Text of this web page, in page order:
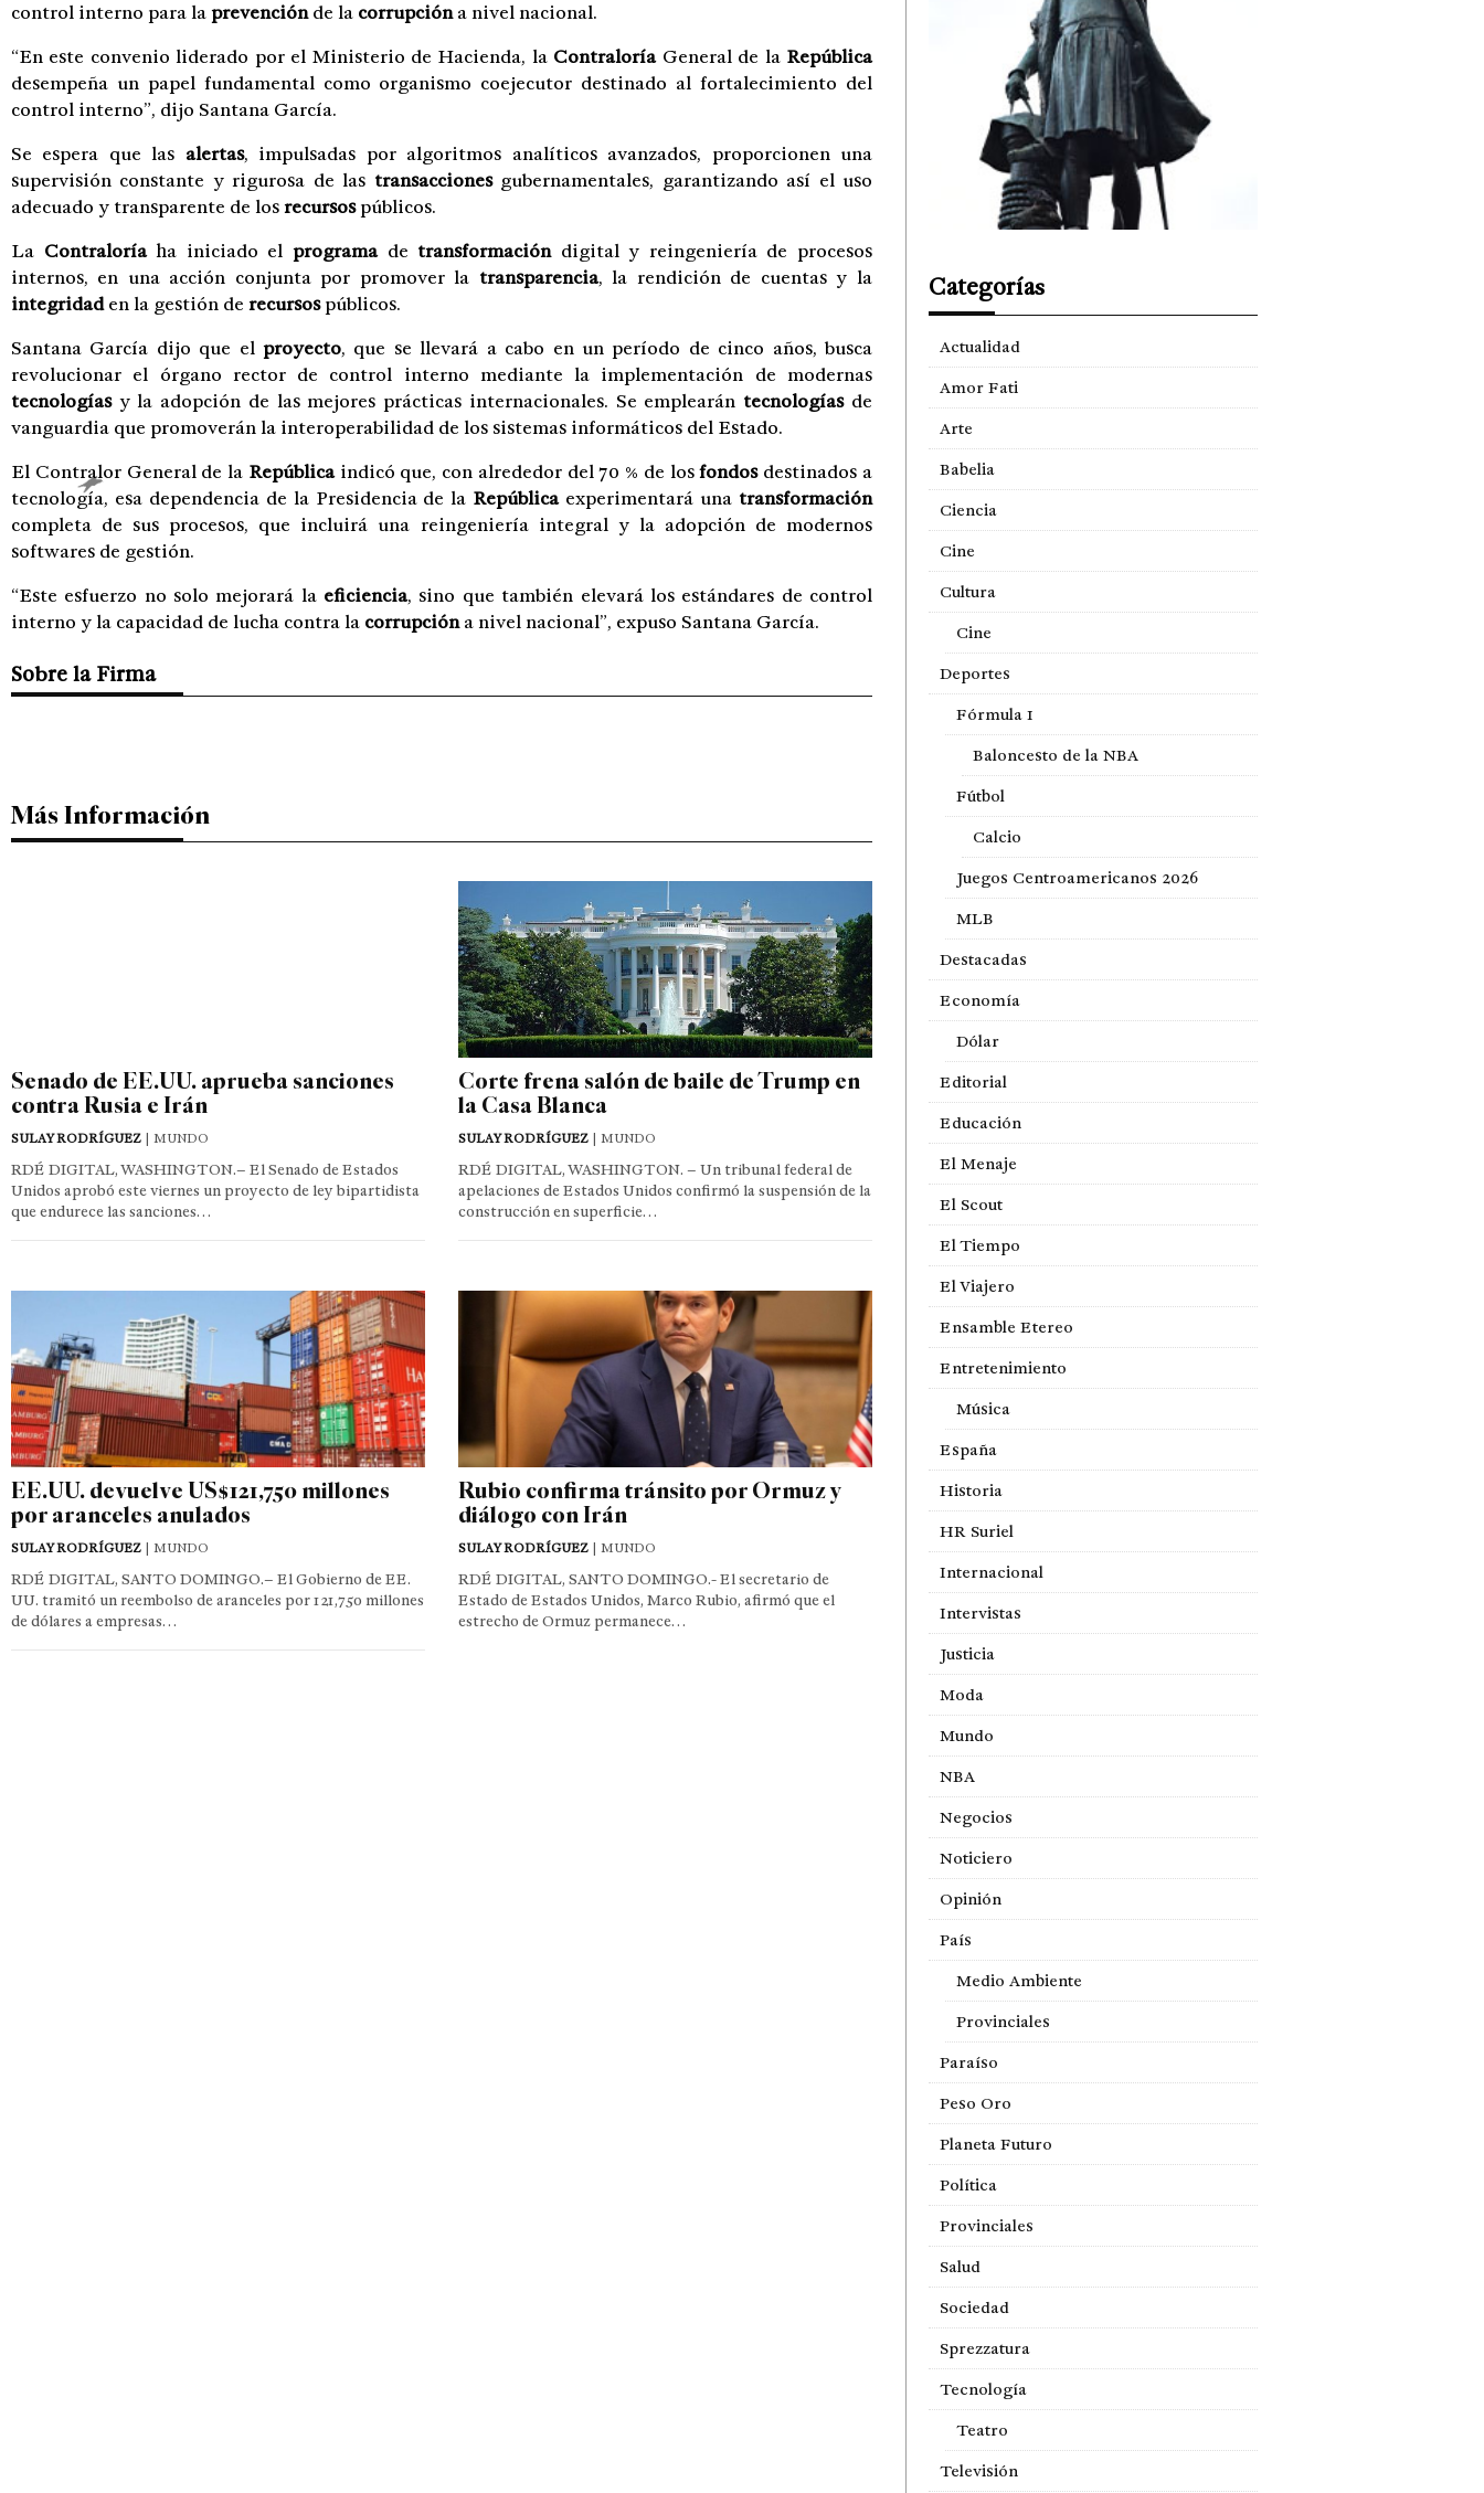
control interno para laprevenciónde la corrupcióna nivel nacional.
“En este convenio liderado por el Ministerio de Hacienda, la ContraloríaGeneral de la República
desempeña un papel fundamental como organismo coejecutor destinado al fortalecimiento del
control interno”, dijo Santana García.
Se espera que las alertas, impulsadas por algoritmos analíticos avanzados, proporcionen una
supervisión constante y rigurosa de las transaccionesgubernamentales, garantizando así el uso
adecuado y transparente de losrecursospúblicos.
La Contraloríaha iniciado el programade transformacióndigital y reingeniería de procesos
internos, en una acción conjunta por promover la transparencia, la rendición de cuentas y la
integridaden la gestión de recursospúblicos.
Santana García dijo que elproyecto, que se llevará a cabo en un período de cinco años, busca
revolucionar el órgano rector de control interno mediante la implementación de modernas
tecnologíasy la adopción de las mejores prácticas internacionales. Se emplearán tecnologíasde
vanguardia que promoverán la interoperabilidad de los sistemas informáticos del Estado.
El Contralor General de la Repúblicaindicó que, con alrededor del 70 % de losfondosdestinados a
tecnología, esa dependencia de la Presidencia de la Repúblicaexperimentará una transformación
completa de sus procesos, que incluirá una reingeniería integral y la adopción de modernos
softwares de gestión.
“Este esfuerzo no solo mejorará la eficiencia, sino que también elevará los estándares de control
interno y la capacidad de lucha contra la corrupcióna nivel nacional”, expuso Santana García.
Sobre la Firma
Más Información
Senado de EE.UU. aprueba sanciones
contra Rusia e Irán
SULAY RODRÍGUEZ | MUNDO
RDÉ DIGITAL, WASHINGTON.– El Senado de Estados
Unidos aprobó este viernes un proyecto de ley bipartidista
que endurece las sanciones…
Corte frena salón de baile de Trump en
la Casa Blanca
SULAY RODRÍGUEZ| MUNDO
RDÉ DIGITAL, WASHINGTON. – Un tribunal federal de
apelaciones de Estados Unidos confirmó la suspensión de la
construcción en superficie…
EE.UU. devuelve US$121,750 millones
por aranceles anulados
SULAY RODRÍGUEZ | MUNDO
RDÉ DIGITAL, SANTO DOMINGO.– El Gobierno de EE.
UU. tramitó un reembolso de aranceles por 121,750 millones
de dólares a empresas…
Rubio confirma tránsito por Ormuz y
diálogo con Irán
SULAY RODRÍGUEZ| MUNDO
RDÉ DIGITAL, SANTO DOMINGO.- El secretario de
Estado de Estados Unidos, Marco Rubio, afirmó que el
estrecho de Ormuz permanece…
Categorías
Actualidad
Amor Fati
Arte
Babelia
Ciencia
Cine
Cultura
Cine
Deportes
Fórmula 1
Baloncesto de la NBA
Fútbol
Calcio
Juegos Centroamericanos 2026
MLB
Destacadas
Economía
Dólar
Editorial
Educación
El Menaje
El Scout
El Tiempo
El Viajero
Ensamble Etereo
Entretenimiento
Música
España
Historia
HR Suriel
Internacional
Intervistas
Justicia
Moda
Mundo
NBA
Negocios
Noticiero
Opinión
País
Medio Ambiente
Provinciales
Paraíso
Peso Oro
Planeta Futuro
Política
Provinciales
Salud
Sociedad
Sprezzatura
Tecnología
Teatro
Televisión